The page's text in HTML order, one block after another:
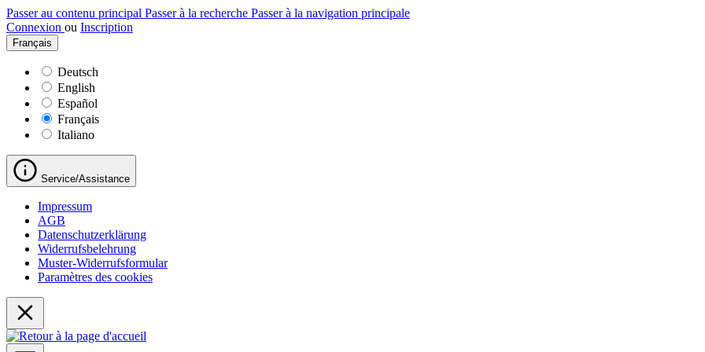
Passer au contenu principal Passer à la recherche Passer à la navigation principale
Connexion ou Inscription
Français
Deutsch
English
Español
Français
Italiano
Service/Assistance
Impressum
AGB
Datenschutzerklärung
Widerrufsbelehrung
Muster-Widerrufsformular
Paramètres des cookies